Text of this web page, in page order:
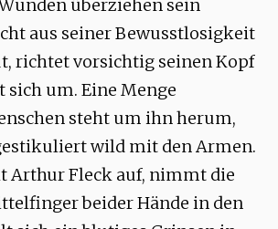
überziehen sein
aus seiner Bewusstlosigkeit
richtet vorsichtig seinen Kopf
sich um. Eine Menge
steht um ihn herum,
wild mit den Armen.
Arthur Fleck auf, nimmt die
beider Hände in den